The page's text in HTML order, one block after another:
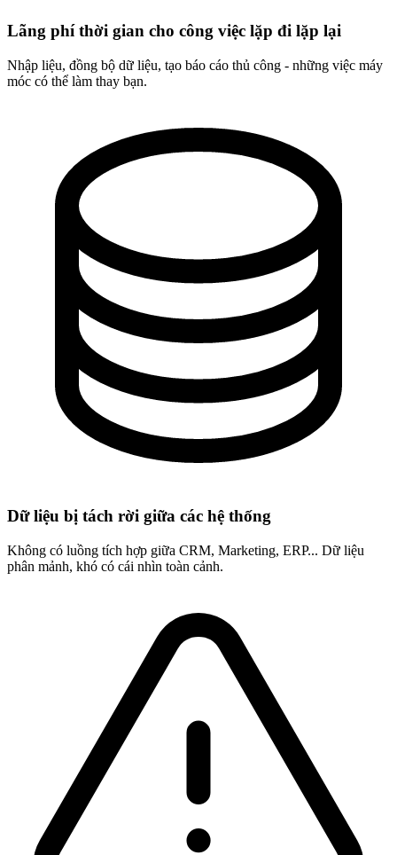
Lãng phí thời gian cho công việc lặp đi lặp lại
Nhập liệu, đồng bộ dữ liệu, tạo báo cáo thủ công - những việc máy
móc có thể làm thay bạn.
Dữ liệu bị tách rời giữa các hệ thống
Không có luồng tích hợp giữa CRM, Marketing, ERP... Dữ liệu
phân mảnh, khó có cái nhìn toàn cảnh.